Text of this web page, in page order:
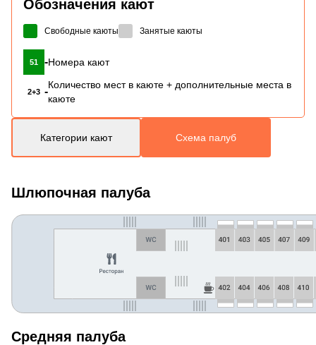
Обозначения кают
Свободные каюты Занятые каюты
51 -Номера кают
2+3 -
Количество мест в каюте + дополнительные места в
каюте
Категории кают Схема палуб
Шлюпочная палуба
Средняя палуба